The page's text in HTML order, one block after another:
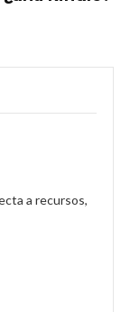
a recursos,